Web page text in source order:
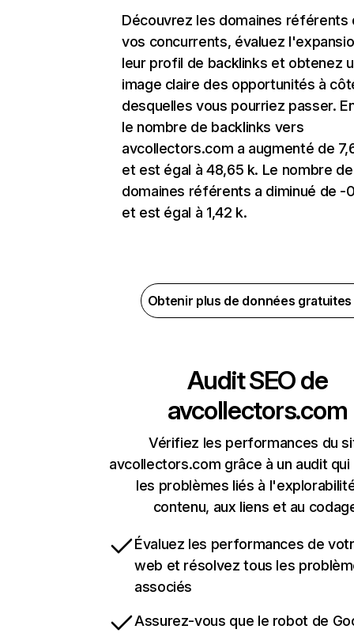
Découvrez les domaines référents
vos concurrents, évaluez
leur profil de backlinks et obtenez
image claire des opportunités à
desquelles vous pourriez passer.
le nombre de backlinks vers
avcollectors.com a augmenté de
et est égal à 48,65 k. Le nombre de
domaines référents a diminué de -
et est égal à 1,42 k.
Obtenir plus de données
Audit SEO de
avcollectors.com
Vérifiez les performances du
avcollectors.com grâce à un audit
les problèmes liés à
contenu, aux liens et au
Évaluez les performances de
web et résolvez tous les
associés
Assurez-vous que le robot de